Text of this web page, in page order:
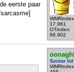
17.961
OTindex:
66.902
eerste paar
Senior lid